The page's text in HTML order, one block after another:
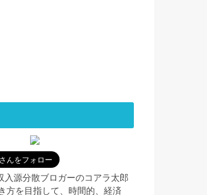
入源分散ブロガーのコアラ太郎
方を目指して、時間的、経済